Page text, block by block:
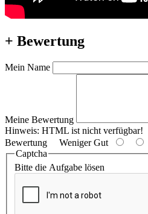
+ Bewertung
Mein Name
Meine Bewertung
Hinweis: HTML ist nicht verfügbar!
Bewertung Weniger Gut
Captcha
Bitte die Aufgabe lösen